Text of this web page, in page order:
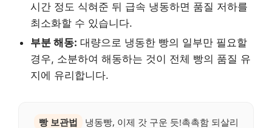
시간 정도 식혀준 뒤 급속 냉동하면 품질 저하를
최소화할 수 있습니다.
부분 해동: 대량으로 냉동한 빵의 일부만 필요할
경우, 소분하여 해동하는 것이 전체 빵의 품질 유
지에 유리합니다.
빵 보관법
냉동빵, 이제 갓 구운 듯!촉촉함 되살리